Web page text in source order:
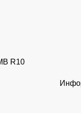
R10